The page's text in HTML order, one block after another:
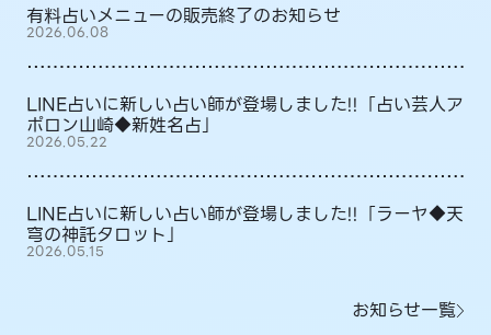
有料占いメニューの販売終了のお知らせ
2026.06.08
LINE占いに新しい占い師が登場しました!!「占い芸人ア
ポロン山崎◆新姓名占」
2026.05.22
LINE占いに新しい占い師が登場しました!!「ラーヤ◆天
穹の神託タロット」
2026.05.15
お知らせ一覧